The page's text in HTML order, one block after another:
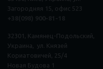
Загородняя 15, офис 523
32301, Камянец-Подольский,
Украина, ул. Князей
Кориатовичей, 25/4
Новая Будова 1